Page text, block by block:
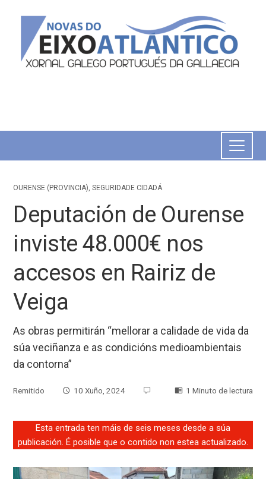
OURENSE (PROVINCIA),SEGURIDADE CIDADÁ
Deputación de Ourense
inviste 48.000€ nos
accesos en Rairiz de
Veiga
As obras permitirán “mellorar a calidade de vida da
súa veciñanza e as condicións medioambientais
da contorna”
Remitido 10 Xuño, 2024 1 Minuto de lectura
Esta entrada ten máis de seis meses desde a súa
publicación. É posible que o contido non estea actualizado.